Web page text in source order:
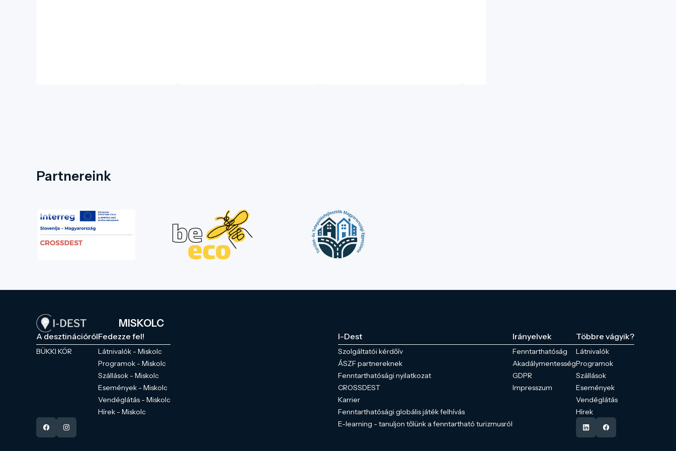
Partnereink
MISKOLC
A desztinációról
BÜKKI KÖR
Fedezze fel!
Látnivalók - Miskolc
Programok - Miskolc
Szállások - Miskolc
Események - Miskolc
Vendéglátás - Miskolc
Hírek - Miskolc
I-Dest
Szolgáltatói kérdőív
ÁSZF partnereknek
Fenntarthatósági nyilatkozat
CROSSDEST
Karrier
Fenntarthatósági globális játék felhívás
E-learning - tanuljon tőlünk a fenntartható turizmusról
Irányelvek
Fenntarthatóság
Akadálymentesség
GDPR
Impresszum
Többre vágyik?
Látnivalók
Programok
Szállások
Események
Vendéglátás
Hírek